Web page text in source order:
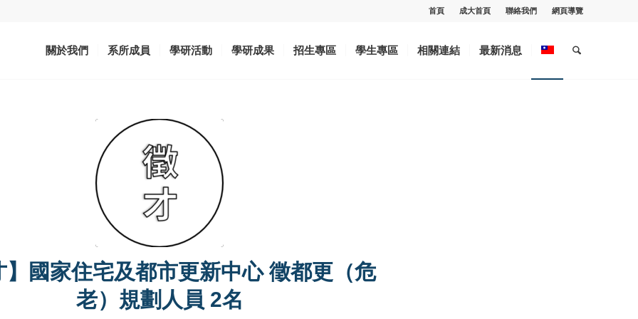
首頁 成大首頁 聯絡我們 網頁導覽
關於我們 系所成員 學研活動 學研成果 招生專區 學生專區 相關連結 最新消息
】國家住宅及都市更新中心 徵都更（危
老）規劃人員 2名